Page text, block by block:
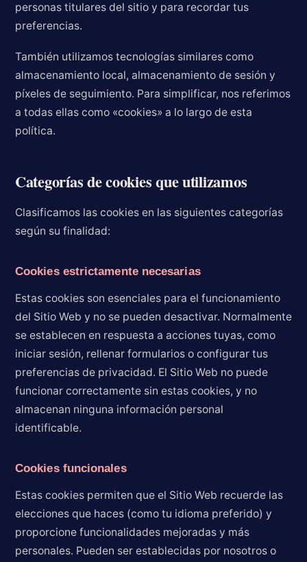
personas titulares del sitio y para recordar tus
preferencias.
También utilizamos tecnologías similares como
almacenamiento local, almacenamiento de sesión y
píxeles de seguimiento. Para simplificar, nos referimos
a todas ellas como «cookies» a lo largo de esta
política.
Categorías de cookies que utilizamos
Clasificamos las cookies en las siguientes categorías
según su finalidad:
Cookies estrictamente necesarias
Estas cookies son esenciales para el funcionamiento
del Sitio Web y no se pueden desactivar. Normalmente
se establecen en respuesta a acciones tuyas, como
iniciar sesión, rellenar formularios o configurar tus
preferencias de privacidad. El Sitio Web no puede
funcionar correctamente sin estas cookies, y no
almacenan ninguna información personal
identificable.
Cookies funcionales
Estas cookies permiten que el Sitio Web recuerde las
elecciones que haces (como tu idioma preferido) y
proporcione funcionalidades mejoradas y más
personales. Pueden ser establecidas por nosotros o